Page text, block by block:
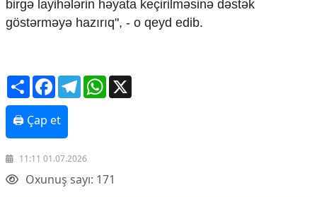
İqtisadi xəbərlər
Energetika
Hərbi sənaye
Telekommunikasiya və nəqliyyat
COP29
Cəmiyyət
Crossmedia.az - 1 yaş
Siyasət
birgə layihələrin həyata keçirilməsinə dəstək
göstərməyə hazırıq", - o qeyd edib.
ShareFacebookTelegramWhatsApp
🖨 Çap et
11:11 01.07.2026
Oxunuş sayı: 171